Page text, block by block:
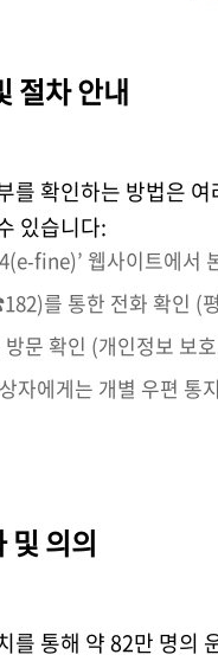
절차 안내
를 확인하는 방법은
있습니다:
웹사이트에서
를 통한 전화 확인 (
문 확인 (개인정보 보
자에게는 개별 우편 통
및 의의
를 통해 약 82만 명의